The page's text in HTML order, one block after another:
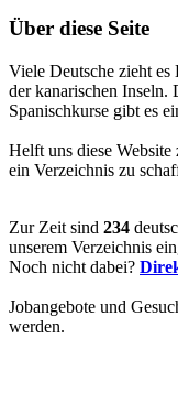
Über diese Seite
Viele Deutsche zieht
der kanarischen Inseln.
Spanischkurse gibt es
Helft uns diese
ein Verzeichnis zu
Zur Zeit sind 234
unserem Verzeichnis
Noch nicht dabei?
Jobangebote und
werden.